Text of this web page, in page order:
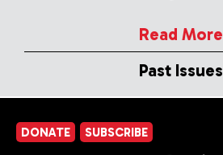
Read More
Past Issues
DONATE SUBSCRIBE